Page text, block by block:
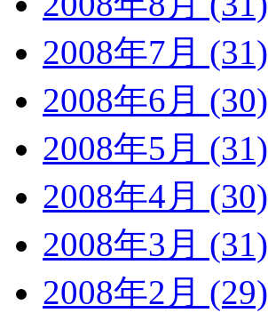
2008年7月 (31)
2008年6月 (30)
2008年5月 (31)
2008年4月 (30)
2008年3月 (31)
2008年2月 (29)